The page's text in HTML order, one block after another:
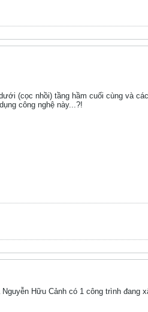
(cọc nhồi) tầng hầm cuối cùng và các
công nghệ này...?!
Hữu Cảnh có 1 công trình đang